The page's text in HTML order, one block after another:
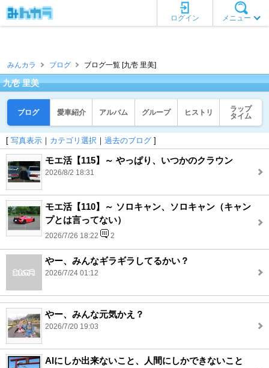
メニュー
ログイン
みんカラ ブログ ブログ一覧 [九壱 里美]
九壱 里美
ブログ 愛車紹介 アルバム グループ ヒストリ
ラップ
タイム
[ 写真表示 ｜ カテゴリ選択 ｜ 過去のブログ ]
モエ活【115】～ やっぱり、いつかのクラウン
2026/8/2 18:31
モエ活【110】～ ソロキャン、ソロキャン（キャン
プとは言ってない）
2026/7/26 18:22 2
やー、みんなギラギラしてるかい？
2026/7/24 01:12
やー、みんな元気かえ？
2026/7/20 19:03
AIにしか出来ないこと、人間にしかできないこと